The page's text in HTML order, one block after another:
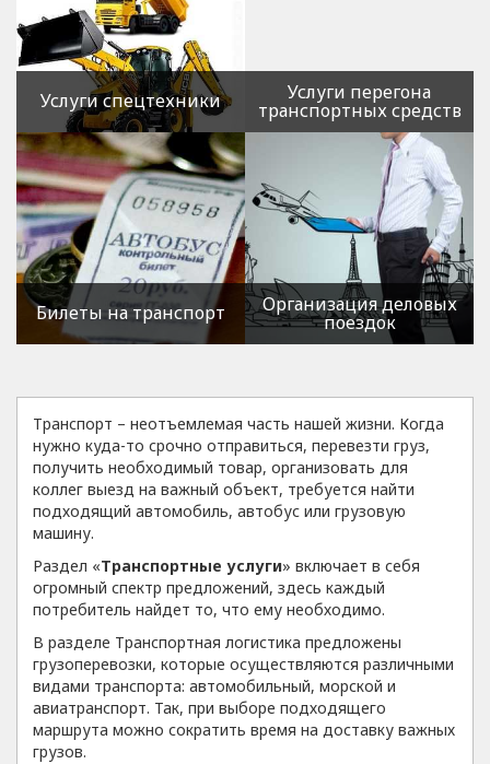
Грузовые морские перевозки
Грузовые авиаперевозки
Услуги спецтехники
Услуги эвакуатора
Услуги автокрана
Услуги манипулятора
Услуги автобетононасоса
Услуги дорожно-
строительной техники
Услуги перегона
транспортных средств
Билеты на транспорт Организация деловых
поездок
Транспорт – неотъемлемая часть нашей жизни. Когда
нужно куда-то срочно отправиться, перевезти груз,
получить необходимый товар, организовать для
коллег выезд на важный объект, требуется найти
подходящий автомобиль, автобус или грузовую
машину.
Раздел «Транспортные услуги» включает в себя
огромный спектр предложений, здесь каждый
потребитель найдет то, что ему необходимо.
В разделе Транспортная логистика предложены
грузоперевозки, которые осуществляются различными
видами транспорта: автомобильный, морской и
авиатранспорт. Так, при выборе подходящего
маршрута можно сократить время на доставку важных
грузов.